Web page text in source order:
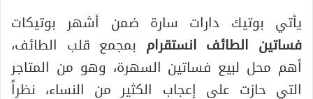
يأتي بوتيك دارات سارة ضمن أشهر بوتيكات
فساتين الطائف انستقرام بمجمع قلب الطائف،
أهم محل لبيع فساتين السهرة، وهو من المتاجر
التي حازت على إعجاب الكثير من النساء، نظراً